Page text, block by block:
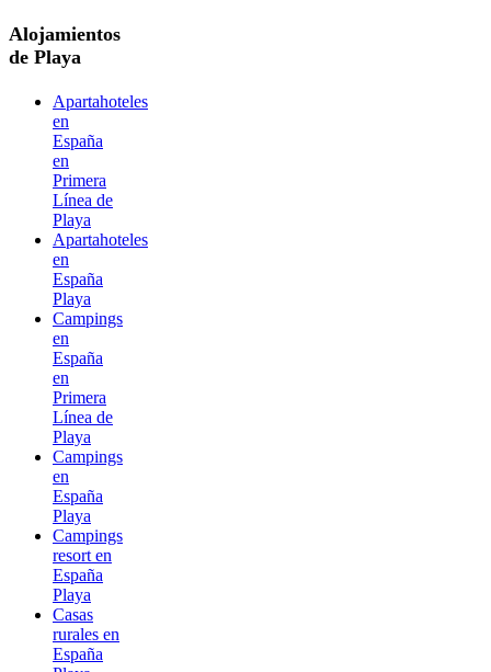
Alojamientos
de Playa
Apartahoteles
en
España
en
Primera
Línea de
Playa
Apartahoteles
en
España
Playa
Campings
en
España
en
Primera
Línea de
Playa
Campings
en
España
Playa
Campings
resort en
España
Playa
Casas
rurales en
España